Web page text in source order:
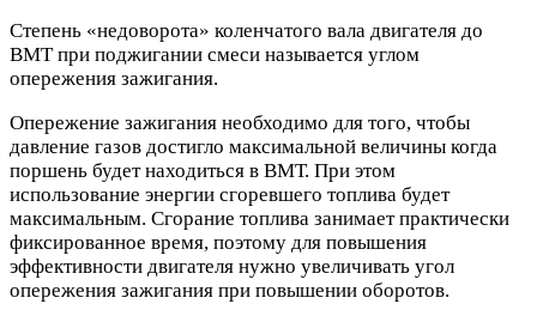
Степень «недоворота» коленчатого вала двигателя до
ВМТ при поджигании смеси называется углом
опережения зажигания.
Опережение зажигания необходимо для того, чтобы
давление газов достигло максимальной величины когда
поршень будет находиться в ВМТ. При этом
использование энергии сгоревшего топлива будет
максимальным. Сгорание топлива занимает практически
фиксированное время, поэтому для повышения
эффективности двигателя нужно увеличивать угол
опережения зажигания при повышении оборотов.